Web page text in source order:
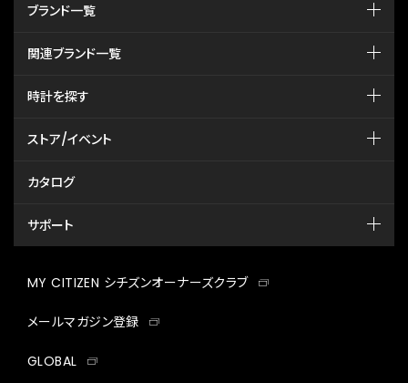
ブランド一覧
関連ブランド一覧
時計を探す
ストア/イベント
カタログ
サポート
MY CITIZEN シチズンオーナーズクラブ
メールマガジン登録
GLOBAL